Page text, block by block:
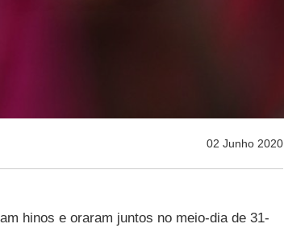
02 Junho 2020
hinos e oraram juntos no meio-dia de 31-